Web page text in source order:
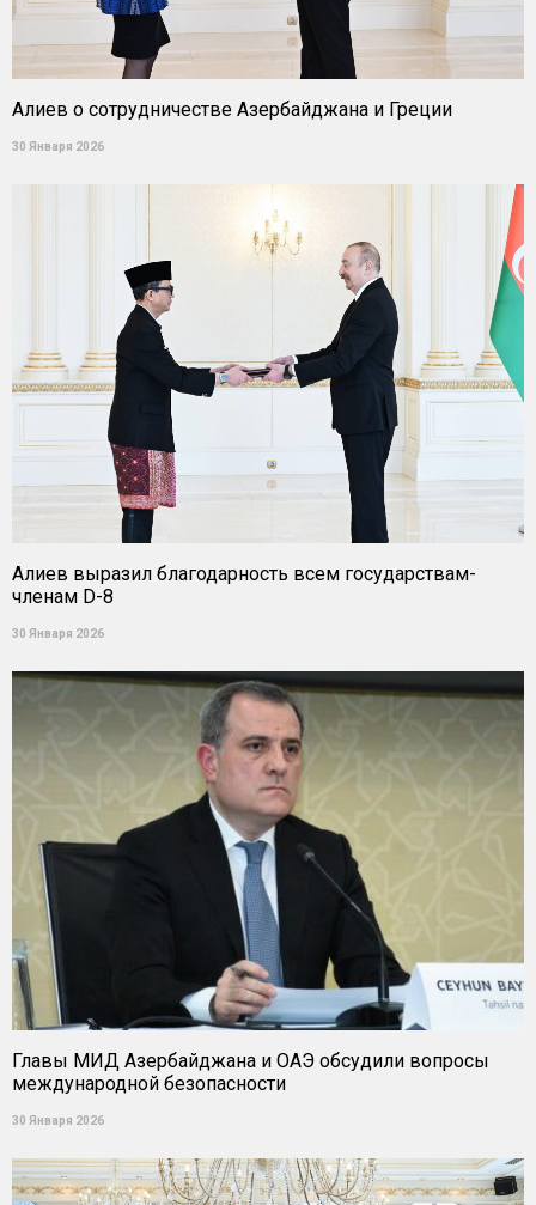
Алиев о сотрудничестве Азербайджана и Греции
30 Января 2026
Алиев выразил благодарность всем государствам-
членам D-8
30 Января 2026
Главы МИД Азербайджана и ОАЭ обсудили вопросы
международной безопасности
30 Января 2026